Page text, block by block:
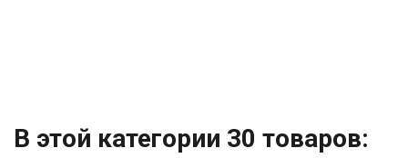
В этой категории 30 товаров: